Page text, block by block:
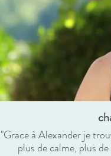
"Grace à Alexander je
plus de calme, plus